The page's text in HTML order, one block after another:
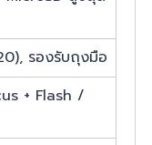
รองรับถุงมือ
+ Flash /